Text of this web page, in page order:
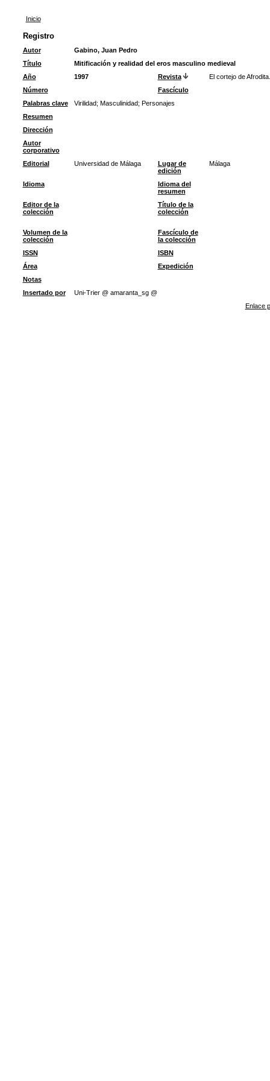
Inicio
Registro
Autor
Gabino, Juan Pedro
Título
Mitificación y realidad del eros masculino medieval
Año
1997 Revista
El cortejo de
Número
Fascículo
Palabras clave
Virilidad; Masculinidad; Personajes
Resumen
Dirección
Autor
corporativo
Editorial
Universidad de Málaga
Lugar de
edición
Málaga
Idioma
Idioma del
resumen
Editor de la
colección
Título de la
colección
Volumen de la
colección
Fascículo de
la colección
ISSN
ISBN
Área
Expedición
Notas
Insertado por
Uni-Trier @ amaranta_sg @
Enlace